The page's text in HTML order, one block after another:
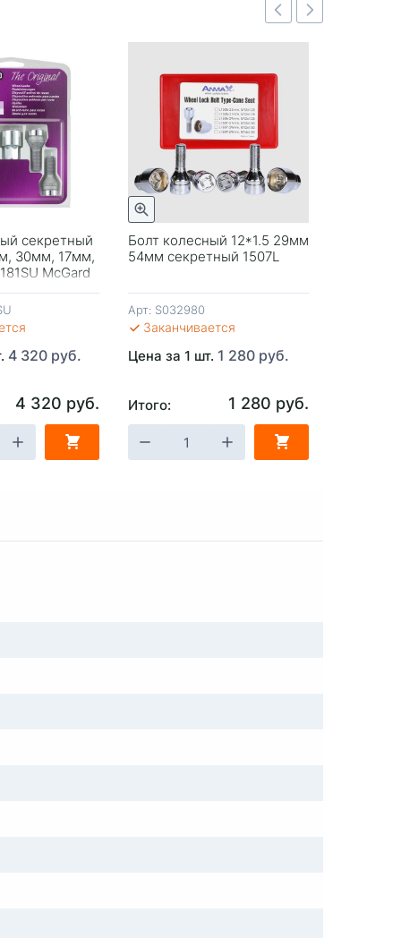
секретный
30мм, 17мм,
McGard
4 320 руб.
4 320 руб.
Болт колесный 12*1.5 29мм
54мм секретный 1507L
Арт: S032980
Заканчивается
Цена за 1 шт. 1 280 руб.
Итого: 1 280 руб.
Быстрый просмотр
- + В КОРЗИНУ -